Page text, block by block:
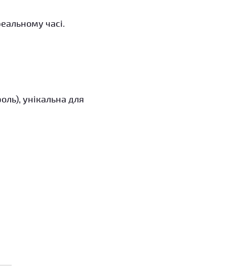
часі.
унікальна для